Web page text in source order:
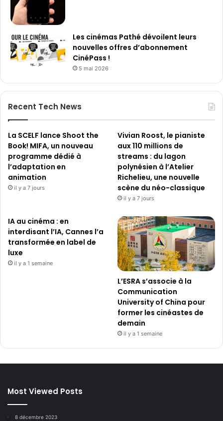
Les cinémas Pathé dévoilent leurs
nouvelles offres d’abonnement
CinéPass !
5 mai 2026
Recent Tech News
La SCELF lance Shoot the
Book! MIFA, un nouveau
programme dédié à
l’adaptation en
animation
il y a 7 jours
Vivian Roost, le pianiste
aux 110 millions de
streams : du lagon
polynésien à l’Atelier
Richelieu, une nouvelle
scène du néo-classique
il y a 7 jours
IA au cinéma : en
interdisant l’IA, Cannes l’a
transformée en label de
luxe
il y a 1 semaine
L’ESRA s’associe à la
Communication
University of China pour
former les cinéastes de
demain
il y a 1 semaine
Most Viewed Posts
8 décembre 2023